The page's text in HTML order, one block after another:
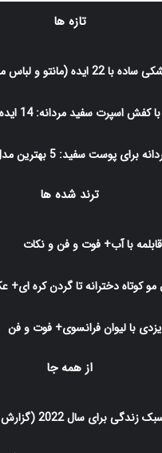
تازه ها
(مانتو و لباس مجلسی سیاه)
سفید مردانه: 14 ایده فوق العاده
پوست سفید: 5 بهترین مدل و نمونه
ترند شده ها
با آب+ فوت و فن و نکات
با لیوان فرانسوی+ فوت و فن
از همه جا